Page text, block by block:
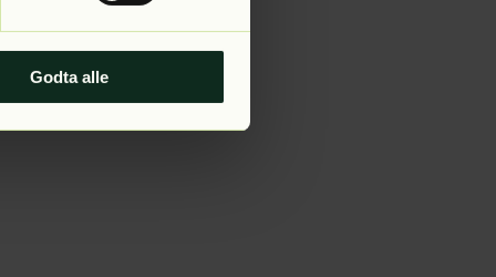
Godta alle